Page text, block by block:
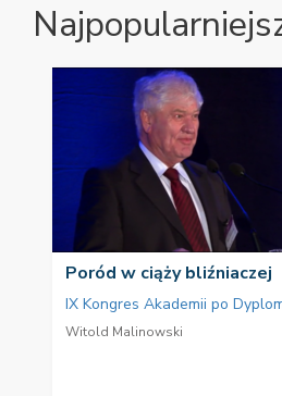
Poród w ciąży bliźniaczej
IX Kongres Akademii po
Witold Malinowski